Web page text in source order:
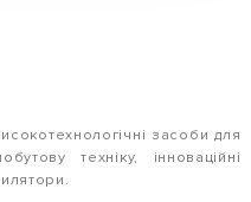
засоби для
техніку, інноваційні